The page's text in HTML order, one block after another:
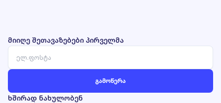
მიიღე შეთავაზებები პირველმა
ხშირად ნახულობენ